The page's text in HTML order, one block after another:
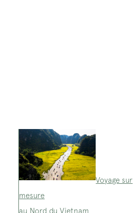
Voyage sur
mesure
au Nord du Vietnam